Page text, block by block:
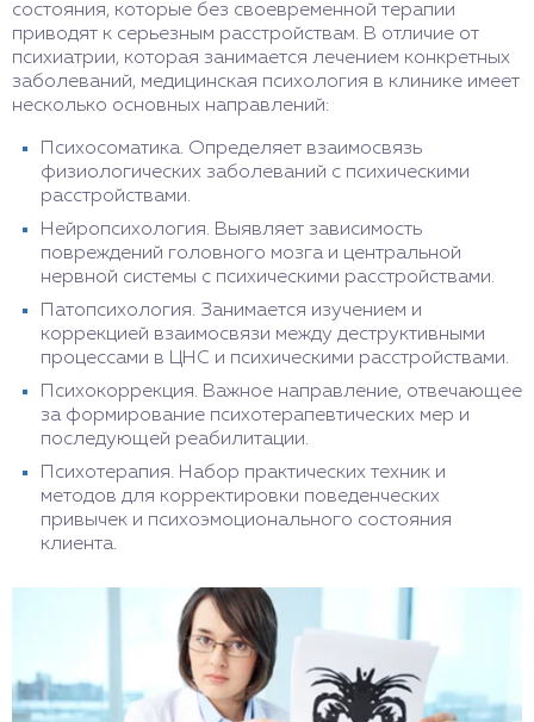
состояния, которые без своевременной терапии
приводят к серьезным расстройствам. В отличие от
психиатрии, которая занимается лечением конкретных
заболеваний, медицинская психология в клинике имеет
несколько основных направлений:
Психосоматика. Определяет взаимосвязь
физиологических заболеваний с психическими
расстройствами.
Нейропсихология. Выявляет зависимость
повреждений головного мозга и центральной
нервной системы с психическими расстройствами.
Патопсихология. Занимается изучением и
коррекцией взаимосвязи между деструктивными
процессами в ЦНС и психическими расстройствами.
Психокоррекция. Важное направление, отвечающее
за формирование психотерапевтических мер и
последующей реабилитации.
Психотерапия. Набор практических техник и
методов для корректировки поведенческих
привычек и психоэмоционального состояния
клиента.